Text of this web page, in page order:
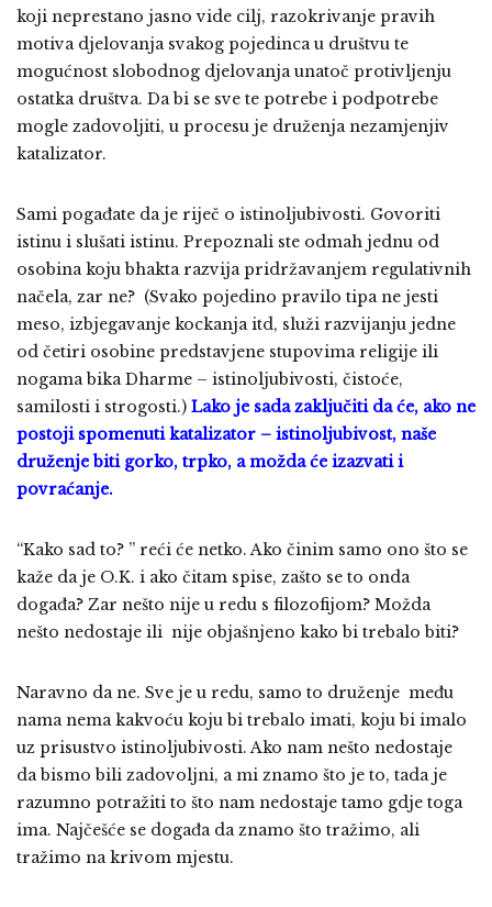
koji neprestano jasno vide cilj, razokrivanje pravih
motiva djelovanja svakog pojedinca u društvu te
mogućnost slobodnog djelovanja unatoč protivljenju
ostatka društva. Da bi se sve te potrebe i podpotrebe
mogle zadovoljiti, u procesu je druženja nezamjenjiv
katalizator.
Sami pogađate da je riječ o istinoljubivosti. Govoriti
istinu i slušati istinu. Prepoznali ste odmah jednu od
osobina koju bhakta razvija pridržavanjem regulativnih
načela, zar ne? (Svako pojedino pravilo tipa ne jesti
meso, izbjegavanje kockanja itd, služi razvijanju jedne
od četiri osobine predstavjene stupovima religije ili
nogama bika Dharme – istinoljubivosti, čistoće,
samilosti i strogosti.) Lako je sada zaključiti da će, ako ne
postoji spomenuti katalizator – istinoljubivost, naše
druženje biti gorko, trpko, a možda će izazvati i
povraćanje.
“Kako sad to? ” reći će netko. Ako činim samo ono što se
kaže da je O.K. i ako čitam spise, zašto se to onda
događa? Zar nešto nije u redu s filozofijom? Možda
nešto nedostaje ili nije objašnjeno kako bi trebalo biti?
Naravno da ne. Sve je u redu, samo to druženje među
nama nema kakvoću koju bi trebalo imati, koju bi imalo
uz prisustvo istinoljubivosti. Ako nam nešto nedostaje
da bismo bili zadovoljni, a mi znamo što je to, tada je
razumno potražiti to što nam nedostaje tamo gdje toga
ima. Najčešće se događa da znamo što tražimo, ali
tražimo na krivom mjestu.